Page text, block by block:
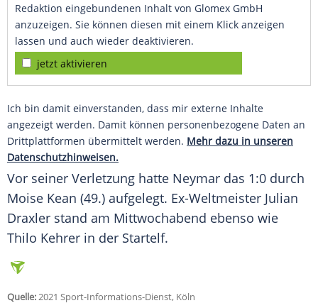
Redaktion eingebundenen Inhalt von Glomex GmbH
anzuzeigen. Sie können diesen mit einem Klick anzeigen
lassen und auch wieder deaktivieren.
jetzt aktivieren
Ich bin damit einverstanden, dass mir externe Inhalte
angezeigt werden. Damit können personenbezogene Daten an
Drittplattformen übermittelt werden. Mehr dazu in unseren
Datenschutzhinweisen.
Vor seiner Verletzung hatte Neymar das 1:0 durch
Moise Kean (49.) aufgelegt. Ex-Weltmeister Julian
Draxler stand am Mittwochabend ebenso wie
Thilo Kehrer in der Startelf.
Quelle:2021 Sport-Informations-Dienst, Köln